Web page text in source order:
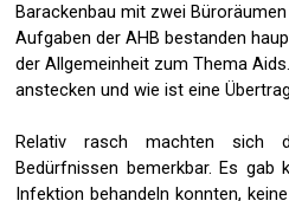
Barackenbau mit zwei
Aufgaben der AHB bestanden
der Allgemeinheit zum Thema
anstecken und wie ist eine
Relativ rasch machten sich
Bedürfnissen bemerkbar. Es gab
Infektion behandeln konnten,